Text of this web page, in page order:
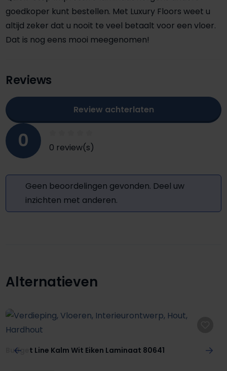
goedkoper kunt bestellen. Met Luxury Floors weet u
altijd zeker dat u nooit te veel betaalt voor een vloer.
Dat is nog eens mooi meegenomen!
Reviews
0 0 review(s)
Review achterlaten
Geen beoordelingen gevonden. Deel uw
inzichten met anderen.
Productgalerij overslaan
Alternatieven
Budget Line Kalm Wit Eiken Laminaat 80641